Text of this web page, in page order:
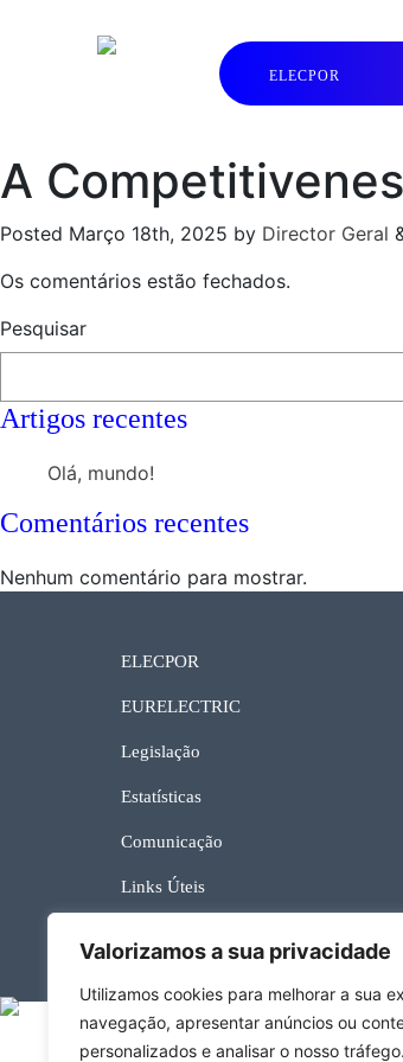
Valorizamos a sua privacidade
Utilizamos cookies para melhorar a sua
navegação, apresentar anúncios ou
personalizados e analisar o nosso
ELECPOR
A
Posted Março 18th, 2025 by Director Geral
Os comentários estão fechados.
Pesquisar
Artigos recentes
Olá, mundo!
Comentários recentes
Nenhum comentário para mostrar.
ELECPOR
EURELECTRIC
Legislação
Estatísticas
Comunicação
Links Úteis